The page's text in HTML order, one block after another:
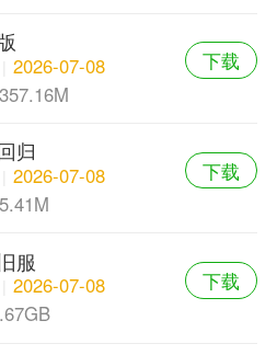
2026-07-08
下载
归
2026-07-08
下载
服
2026-07-08
下载